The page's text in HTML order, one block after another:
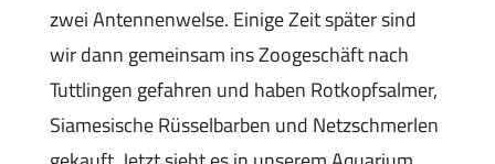
zwei Antennenwelse. Einige Zeit später sind
wir dann gemeinsam ins Zoogeschäft nach
Tuttlingen gefahren und haben Rotkopfsalmer,
Siamesische Rüsselbarben und Netzschmerlen